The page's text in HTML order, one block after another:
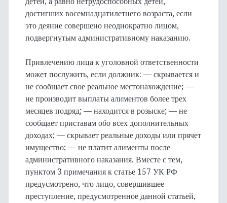
достигших восемнадцатилетнего возраста, если
это деяние совершено неоднократно лицом,
подвергнутым административному наказанию.
Привлечению лица к уголовной ответственности
может послужить, если должник: — скрывается и
не сообщает свое реальное местонахождение; —
не производит выплаты алиментов более трех
месяцев подряд; — находится в розыске; — не
сообщает приставам обо всех дополнительных
доходах; — скрывает реальные доходы или прячет
имущество; — не платит алименты после
административного наказания. Вместе с тем,
пунктом 3 примечания к статье 157 УК РФ
предусмотрено, что лицо, совершившее
преступление, предусмотренное данной статьей,